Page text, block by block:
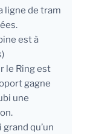
ligne de tram
est à
le Ring est
gagne
une
qu’un